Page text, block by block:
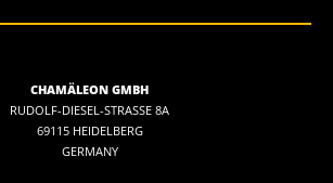
CHAMÄLEON GMBH
RUDOLF-DIESEL-STRASSE 8A
69115 HEIDELBERG
GERMANY